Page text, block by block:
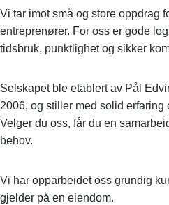
Vi tar imot små og store oppdrag
entreprenører. For oss er gode
tidsbruk, punktlighet og sikker
Selskapet ble etablert av Pål
2006, og stiller med solid erfaring
Velger du oss, får du en
behov.
Vi har opparbeidet oss grundig
gjelder på en eiendom.